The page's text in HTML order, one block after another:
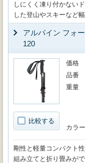
しにくく凍り付かない
した登山やスキーなど
アルパイン フォ
120
比較する
価格
品番
重量
カラー
剛性と軽量コンパクト
組み立てと折り畳みが